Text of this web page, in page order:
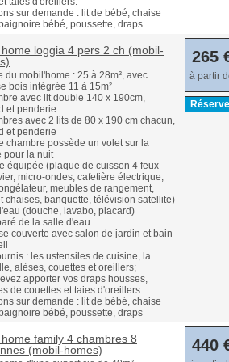
sur demande : lit de bébé, chaise
bébé, poussette, draps
loggia 4 pers 2 ch (mobil-
du mobil'home : 25 à 28m², avec
bois intégrée 11 à 15m²
avec lit double 140 x 190cm,
et penderie
avec 2 lits de 80 x 190 cm chacun,
et penderie
chambre possède un volet sur la
pour la nuit
équipée (plaque de cuisson 4 feux
micro-ondes, cafetière électrique,
meubles de rangement,
chaises, banquette, télévision satellite)
(douche, lavabo, placard)
de la salle d'eau
couverte avec salon de jardin et bain
: les ustensiles de cuisine, la
alèses, couettes et oreillers;
apporter vos draps housses,
de couettes et taies d'oreillers.
sur demande : lit de bébé, chaise
bébé, poussette, draps
265
à partir
family 4 chambres 8
(mobil-homes)
440